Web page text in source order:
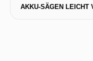
AKKU-SÄGEN LEICHT